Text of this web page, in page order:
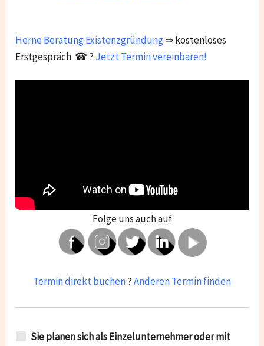
HerneBeratung Existenzgründung⇒ kostenloses
Erstgespräch ☎ ? Jetzt Termin vereinbaren!
Folge uns auch auf
Termin direkt buchen?Anderen Termin finden
Sie planen sich als Einzelunternehmer oder mit